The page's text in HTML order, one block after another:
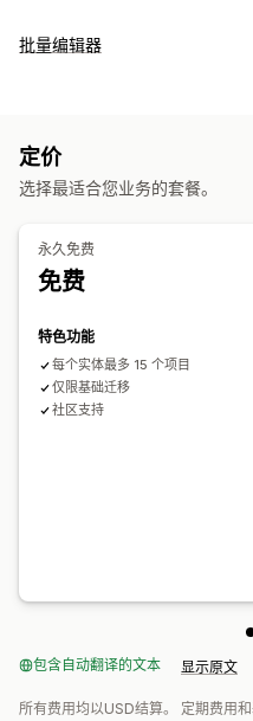
数据同步
数据迁移
批量导出 批量导入 预定导出
订单
产品
批量编辑器
产品系列
回滚 批量编辑
定价
选择最适合您业务的套餐。
永久免费
免费
特色功能
每个实体最多 15 个项目
仅限基础迁移
社区支持
包含自动翻译的文本 显示原文
所有费用均以USD结算。 定期费用